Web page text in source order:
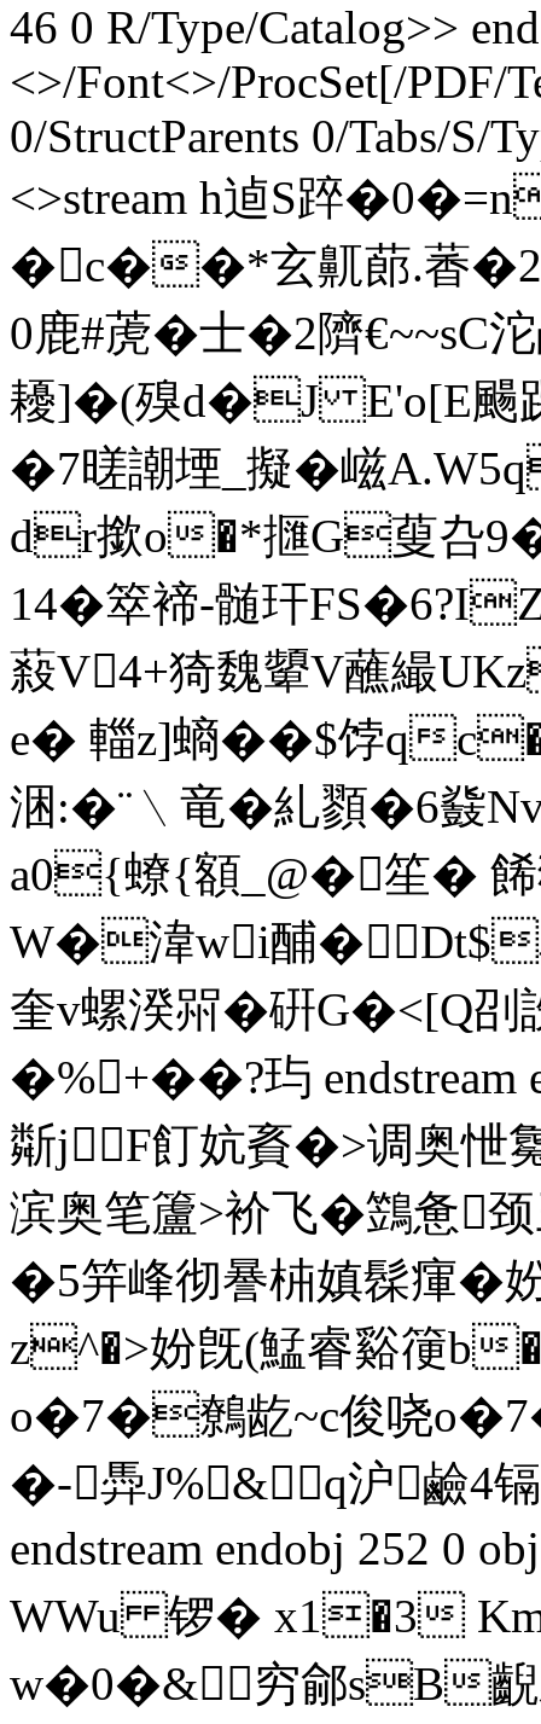
46 0 R/Type/Catalog>>
<>/Font<>/ProcSet[/PDF/
0/StructParents 0/Tabs/S/
<>stream h逌S踤�0
�c��*玄鼿蓈.萫
0鹿#萀�士�2隮€~~sC
耰]�(殠d�J E'o[E颺
�7暛謿堙_擬�嵫
dr撳o�*擓G蓃叴
14�箤褅-髄玕
蔱V4+猗魏顰V蘸繓
e� 輺z]螪��$饽q
涃:�¨﹨竜�糺顟�6鼗Nv
a0{蟟{額_@�笙� 餙
W�湋wi酺�Dt$
奎v螺湀喌�硏G�<[Q
�%+��?玙 endstream
斴jF飣妔賌�>调奥
滨奥笔籚>衸飞�鷑惫
�5笄峰彻謈枾嫃髹瘒�
z^�>妢旣(鯭睿谿箯b
o�7�鷯龁~c俊哓
�-馵J%&q沪鹼4镉�
endstream endobj 252 0
WWu 锣� x1�3
w�0�&穷鄃sB齯